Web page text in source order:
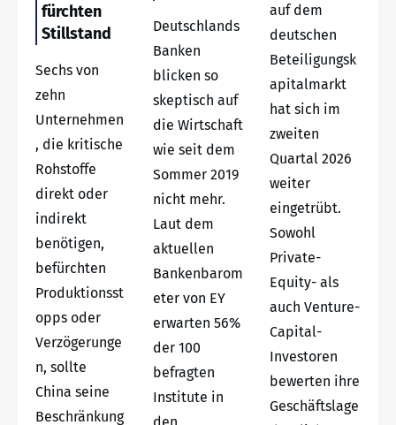
fürchten
Stillstand
Sechs von
zehn
Unternehmen
, die kritische
Rohstoffe
direkt oder
indirekt
benötigen,
befürchten
Produktionsst
opps oder
Verzögerunge
n, sollte
China seine
Beschränkung
Deutschlands
Banken
blicken so
skeptisch auf
die Wirtschaft
wie seit dem
Sommer 2019
nicht mehr.
Laut dem
aktuellen
Bankenbarom
eter von EY
erwarten 56%
der 100
befragten
Institute in
den
auf dem
deutschen
Beteiligungsk
apitalmarkt
hat sich im
zweiten
Quartal 2026
weiter
eingetrübt.
Sowohl
Private-
Equity- als
auch Venture-
Capital-
Investoren
bewerten ihre
Geschäftslage